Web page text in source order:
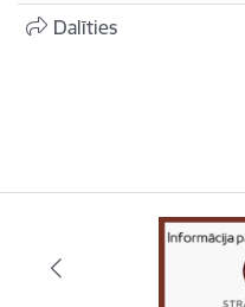
Dalīties